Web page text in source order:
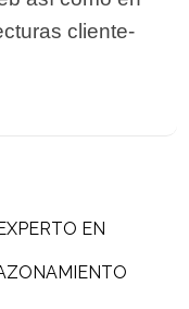
cliente-
EN